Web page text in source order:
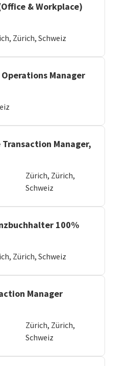
& Workplace)
Zürich, Schweiz
Manager
Manager,
Zürich, Zürich,
Schweiz
100%
Zürich, Schweiz
Manager
Zürich, Zürich,
Schweiz